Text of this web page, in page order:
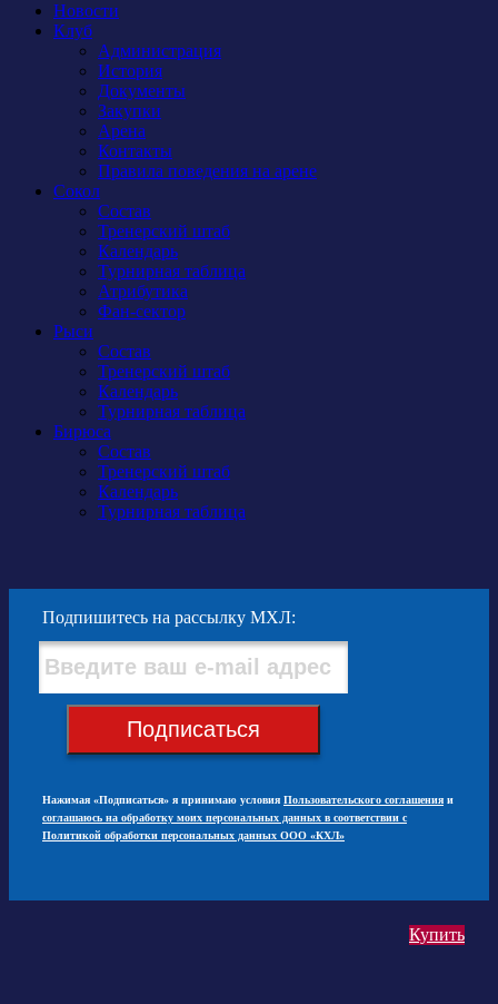
Купить
Новости
Клуб
Администрация
История
Документы
Закупки
Арена
Контакты
Правила поведения на арене
Сокол
Состав
Тренерский штаб
Календарь
Турнирная таблица
Атрибутика
Фан-сектор
Рыси
Состав
Тренерский штаб
Календарь
Турнирная таблица
Бирюса
Состав
Тренерский штаб
Календарь
Турнирная таблица
Подпишитесь на рассылку МХЛ:
Подписаться
Нажимая «Подписаться» я принимаю условия Пользовательского соглашения и
соглашаюсь на обработку моих персональных данных в соответствии с
Политикой обработки персональных данных ООО «КХЛ»